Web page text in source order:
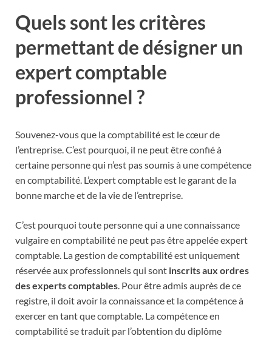
Quels sont les critères
permettant de désigner un
expert comptable
professionnel ?
Souvenez-vous que la comptabilité est le cœur de
l’entreprise. C’est pourquoi, il ne peut être confié à
certaine personne qui n’est pas soumis à une compétence
en comptabilité. L’expert comptable est le garant de la
bonne marche et de la vie de l’entreprise.
C’est pourquoi toute personne qui a une connaissance
vulgaire en comptabilité ne peut pas être appelée expert
comptable. La gestion de comptabilité est uniquement
réservée aux professionnels qui sont inscrits aux ordres
des experts comptables. Pour être admis auprès de ce
registre, il doit avoir la connaissance et la compétence à
exercer en tant que comptable. La compétence en
comptabilité se traduit par l’obtention du diplôme